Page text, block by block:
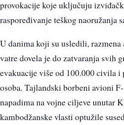
provokacije koje uključuju
raspoređivanje teškog naoružanja
U danima koji su usledili,
vatre dovela je do zatvaranja svih
evakuacije više od 100.000 civila i
osoba. Tajlandski borbeni avioni
napadima na vojne ciljeve unutar
kambodžanske vlasti optužile